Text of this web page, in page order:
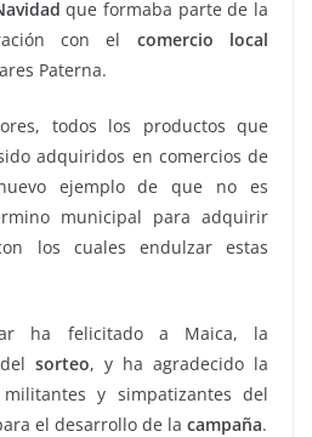
que formaba parte de la
con el comercio local
Paterna.
todos los productos que
adquiridos en comercios de
ejemplo de que no es
municipal para adquirir
los cuales endulzar estas
ha felicitado a Maica, la
sorteo, y ha agradecido la
y simpatizantes del
el desarrollo de la campaña.